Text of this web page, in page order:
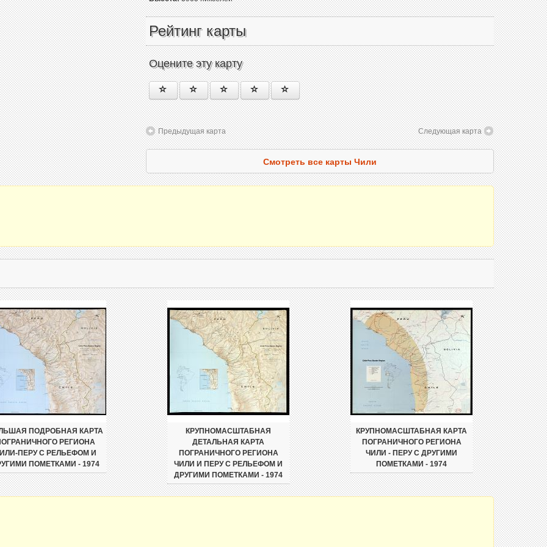
Рейтинг карты
Оцените эту карту
Предыдущая карта Следующая карта
Смотреть все карты Чили
ПОДРОБНАЯ КАРТА
РЕГИОНА
ПЕРУ С РЕЛЬЕФОМ И
ПОМЕТКАМИ - 1974
КРУПНОМАСШТАБНАЯ
ДЕТАЛЬНАЯ КАРТА
ПОГРАНИЧНОГО РЕГИОНА
ЧИЛИ И ПЕРУ С РЕЛЬЕФОМ И
ДРУГИМИ ПОМЕТКАМИ - 1974
КРУПНОМАСШТАБНАЯ КАРТА
ПОГРАНИЧНОГО РЕГИОНА
ЧИЛИ - ПЕРУ С ДРУГИМИ
ПОМЕТКАМИ - 1974